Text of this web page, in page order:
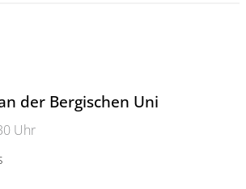
der Bergischen Uni
Uhr
Bergischen Uni